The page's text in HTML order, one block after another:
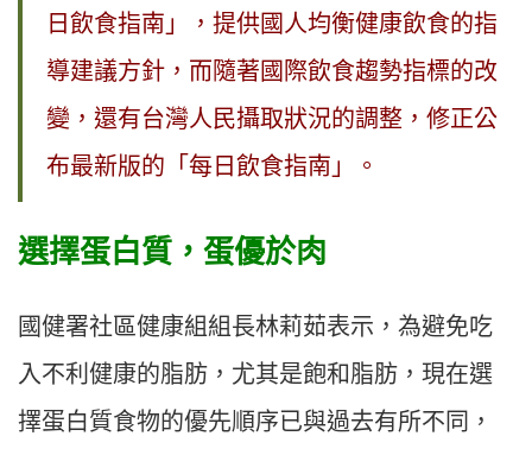
日飲食指南」，提供國人均衡健康飲食的指
導建議方針，而隨著國際飲食趨勢指標的改
變，還有台灣人民攝取狀況的調整，修正公
布最新版的「每日飲食指南」。
選擇蛋白質，蛋優於肉
國健署社區健康組組長林莉茹表示，為避免吃
入不利健康的脂肪，尤其是飽和脂肪，現在選
擇蛋白質食物的優先順序已與過去有所不同，